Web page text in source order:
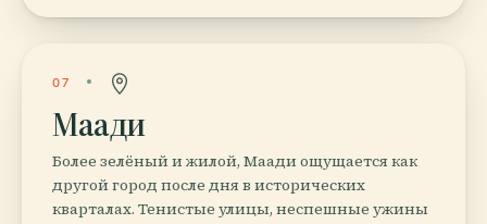
07
Маади
Более зелёный и жилой, Маади ощущается как
другой город после дня в исторических
кварталах. Тенистые улицы, неспешные ужины